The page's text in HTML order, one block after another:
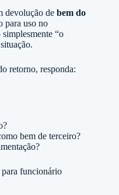
devolução de bem do
para uso no
simplesmente “o
retorno, responda:
bem de terceiro?
para funcionário